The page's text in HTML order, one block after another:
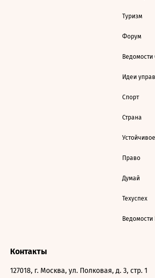
Туризм
Форум
Идеи
Спорт
Страна
Право
Думай
Техуспех
Ведомости
Контакты
127018, г. Москва, ул. Полковая, д. 3, стр. 1